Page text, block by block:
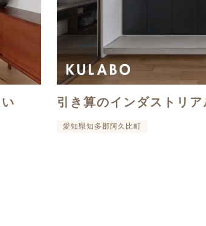
引き算のインダストリ
愛知県知多郡阿久比町